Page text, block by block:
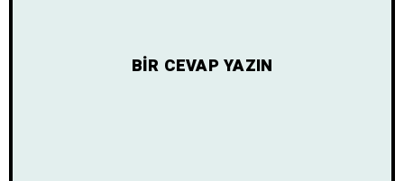
BIR CEVAP YAZIN